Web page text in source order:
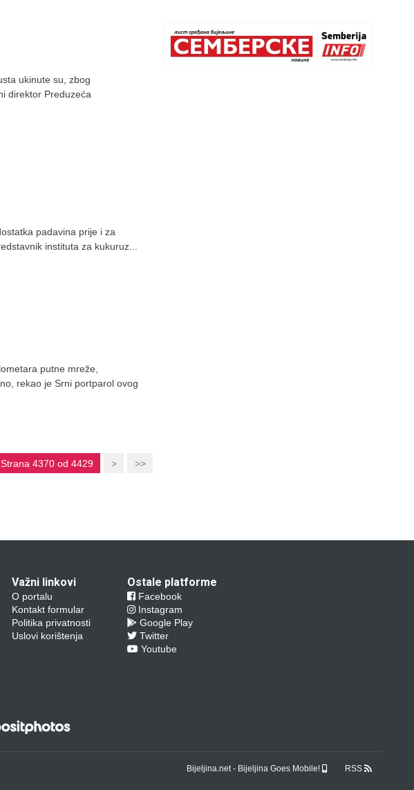
ukinute su, zbog
direktor Preduzeća
padavina prije i za
instituta za kukuruz...
putne mreže,
rekao je Srni portparol ovog
Strana 4370 od 4429 > >>
Važni linkovi
O portalu
Kontakt formular
Politika privatnosti
Uslovi korištenja
Ostale platforme
Facebook
Instagram
Google Play
Twitter
Youtube
Bijeljina.net - Bijeljina Goes Mobile! RSS